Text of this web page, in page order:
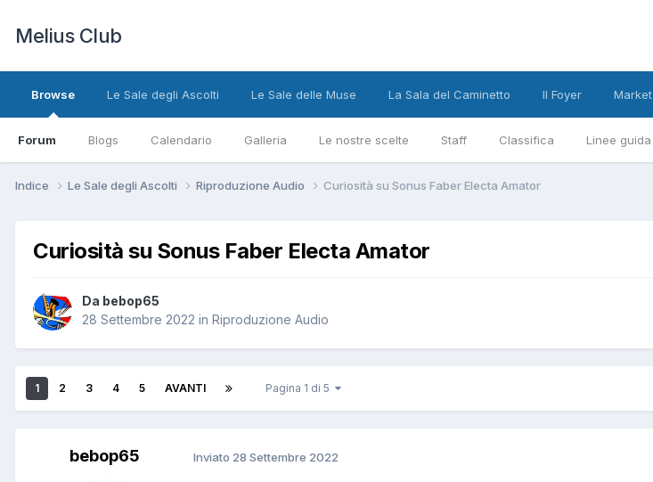
Melius Club
Browse
Forum Blogs Calendario Galleria Le nostre scelte Staff Classifica Linee guida
Le Sale degli Ascolti Le Sale delle Muse La Sala del Caminetto Il Foyer Market
Indice Le Sale degli Ascolti Riproduzione Audio Curiosità su Sonus Faber Electa Amator
Curiosità su Sonus Faber Electa Amator
Da bebop65
28 Settembre 2022 in Riproduzione Audio
1 2 3 4 5 AVANTI Pagina 1 di 5
bebop65 Inviato 28 Settembre 2022